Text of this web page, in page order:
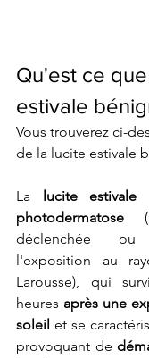
Qu'est ce
estivale
Vous trouverez ci-
de la lucite estivale
La lucite estivale
photodermatose
déclenchée
l'exposition au
Larousse), qui
heures après une
soleil et se
provoquant de